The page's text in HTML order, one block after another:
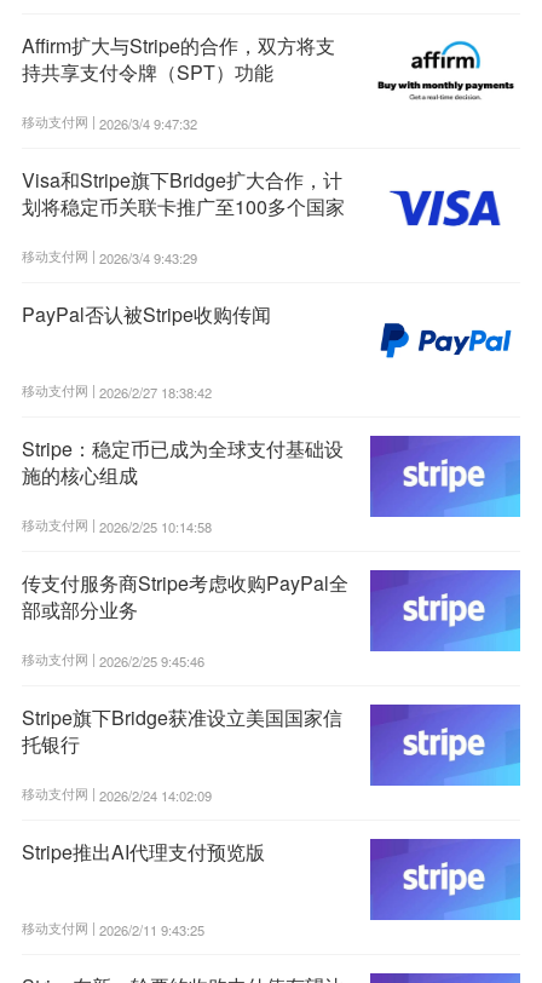
Affirm扩大与Stripe的合作，双方将支
持共享支付令牌（SPT）功能
移动支付网 | 2026/3/4 9:47:32
Visa和Stripe旗下Bridge扩大合作，计
划将稳定币关联卡推广至100多个国家
移动支付网 | 2026/3/4 9:43:29
PayPal否认被Stripe收购传闻
移动支付网 | 2026/2/27 18:38:42
Stripe：稳定币已成为全球支付基础设
施的核心组成
移动支付网 | 2026/2/25 10:14:58
传支付服务商Stripe考虑收购PayPal全
部或部分业务
移动支付网 | 2026/2/25 9:45:46
Stripe旗下Bridge获准设立美国国家信
托银行
移动支付网 | 2026/2/24 14:02:09
Stripe推出AI代理支付预览版
移动支付网 | 2026/2/11 9:43:25